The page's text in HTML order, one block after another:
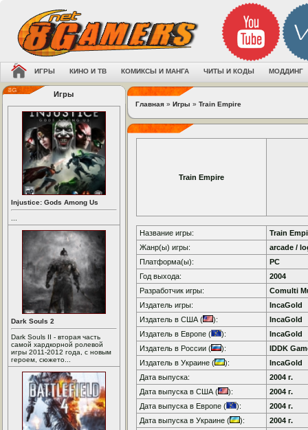
ИГРЫ КИНО И ТВ КОМИКСЫ И МАНГА ЧИТЫ И КОДЫ МОДДИНГ
Игры
Injustice: Gods Among Us
Dark Souls 2
Dark Souls II - вторая часть
самой хардкорной ролевой
игры 2011-2012 года, с новым
героем, сюжето...
Главная » Игры » Train Empire
Train Empire
Название игры:
Train
Жанр(ы) игры:
arcade /
Платформа(ы):
PC
Год выхода:
2004
Разработчик игры:
Comulti
Издатель игры:
IncaGold
Издатель в США (
):
IncaGold
Издатель в Европе (
):
IncaGold
Издатель в России (
):
IDDK
Издатель в Украине (
):
IncaGold
Дата выпуска:
2004 г.
Дата выпуска в США (
):
2004 г.
Дата выпуска в Европе (
):
2004 г.
Дата выпуска в Украине (
):
2004 г.